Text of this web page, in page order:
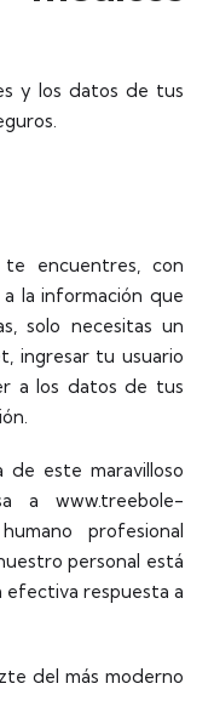
y los datos de tus
encuentres, con
la información que
solo necesitas un
ingresar tu usuario
a los datos de tus
de este maravilloso
a www.treebole-
profesional
personal está
efectiva respuesta a
del más moderno